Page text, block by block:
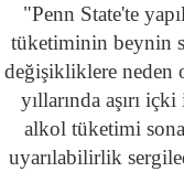
"Penn State'te
tüketiminin beynin
değişikliklere neden
yıllarında aşırı
alkol tüketimi
uyarılabilirlik